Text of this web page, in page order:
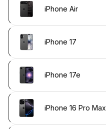
iPhone Air
iPhone 17
iPhone 17e
iPhone 16 Pro Max